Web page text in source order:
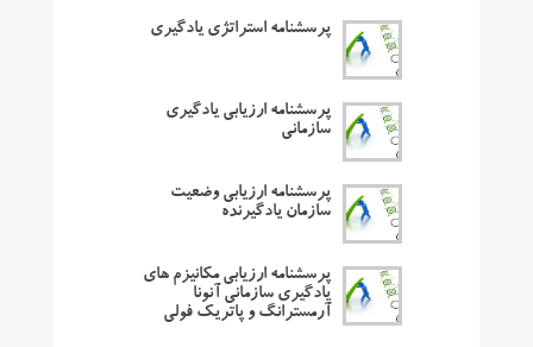
پرسشنامه استراتژی یادگیری
پرسشنامه ارزیابی یادگیری
سازمانی
پرسشنامه ارزیابی وضعیت
سازمان یادگیرنده
پرسشنامه ارزیابی مکانیزم های
یادگیری سازمانی آنونا
آرمسترانگ و پاتریک فولی